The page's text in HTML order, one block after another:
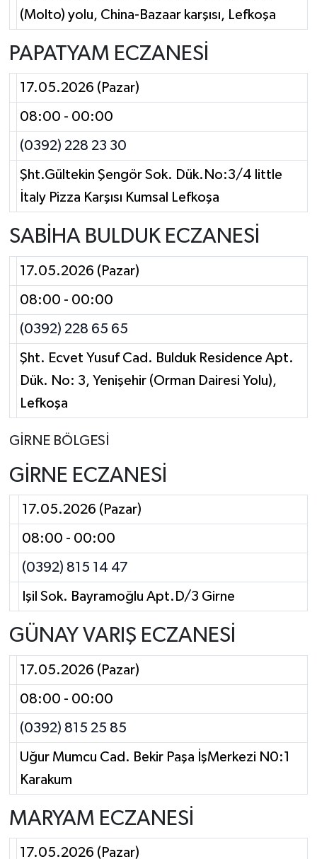
(Molto) yolu, China-Bazaar karşısı, Lefkoşa
PAPATYAM ECZANESİ
17.05.2026 (Pazar)
08:00 - 00:00
(0392) 228 23 30
Şht.Gültekin Şengör Sok. Dük.No:3/4 little
İtaly Pizza Karşısı Kumsal Lefkoşa
SABİHA BULDUK ECZANESİ
17.05.2026 (Pazar)
08:00 - 00:00
(0392) 228 65 65
Şht. Ecvet Yusuf Cad. Bulduk Residence Apt.
Dük. No: 3, Yenişehir (Orman Dairesi Yolu),
Lefkoşa
GİRNE BÖLGESİ
GİRNE ECZANESİ
17.05.2026 (Pazar)
08:00 - 00:00
(0392) 815 14 47
Işil Sok. Bayramoğlu Apt.D/3 Girne
GÜNAY VARIŞ ECZANESİ
17.05.2026 (Pazar)
08:00 - 00:00
(0392) 815 25 85
Uğur Mumcu Cad. Bekir Paşa İşMerkezi N0:1
Karakum
MARYAM ECZANESİ
17.05.2026 (Pazar)